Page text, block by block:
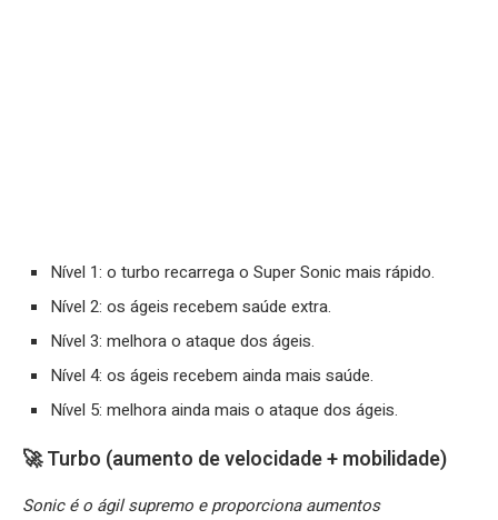
Nível 1: o turbo recarrega o Super Sonic mais rápido.
Nível 2: os ágeis recebem saúde extra.
Nível 3: melhora o ataque dos ágeis.
Nível 4: os ágeis recebem ainda mais saúde.
Nível 5: melhora ainda mais o ataque dos ágeis.
🚀 Turbo (aumento de velocidade + mobilidade)
Sonic é o ágil supremo e proporciona aumentos